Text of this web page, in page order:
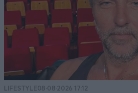
LIFESTYLE08·08·2026 17:12